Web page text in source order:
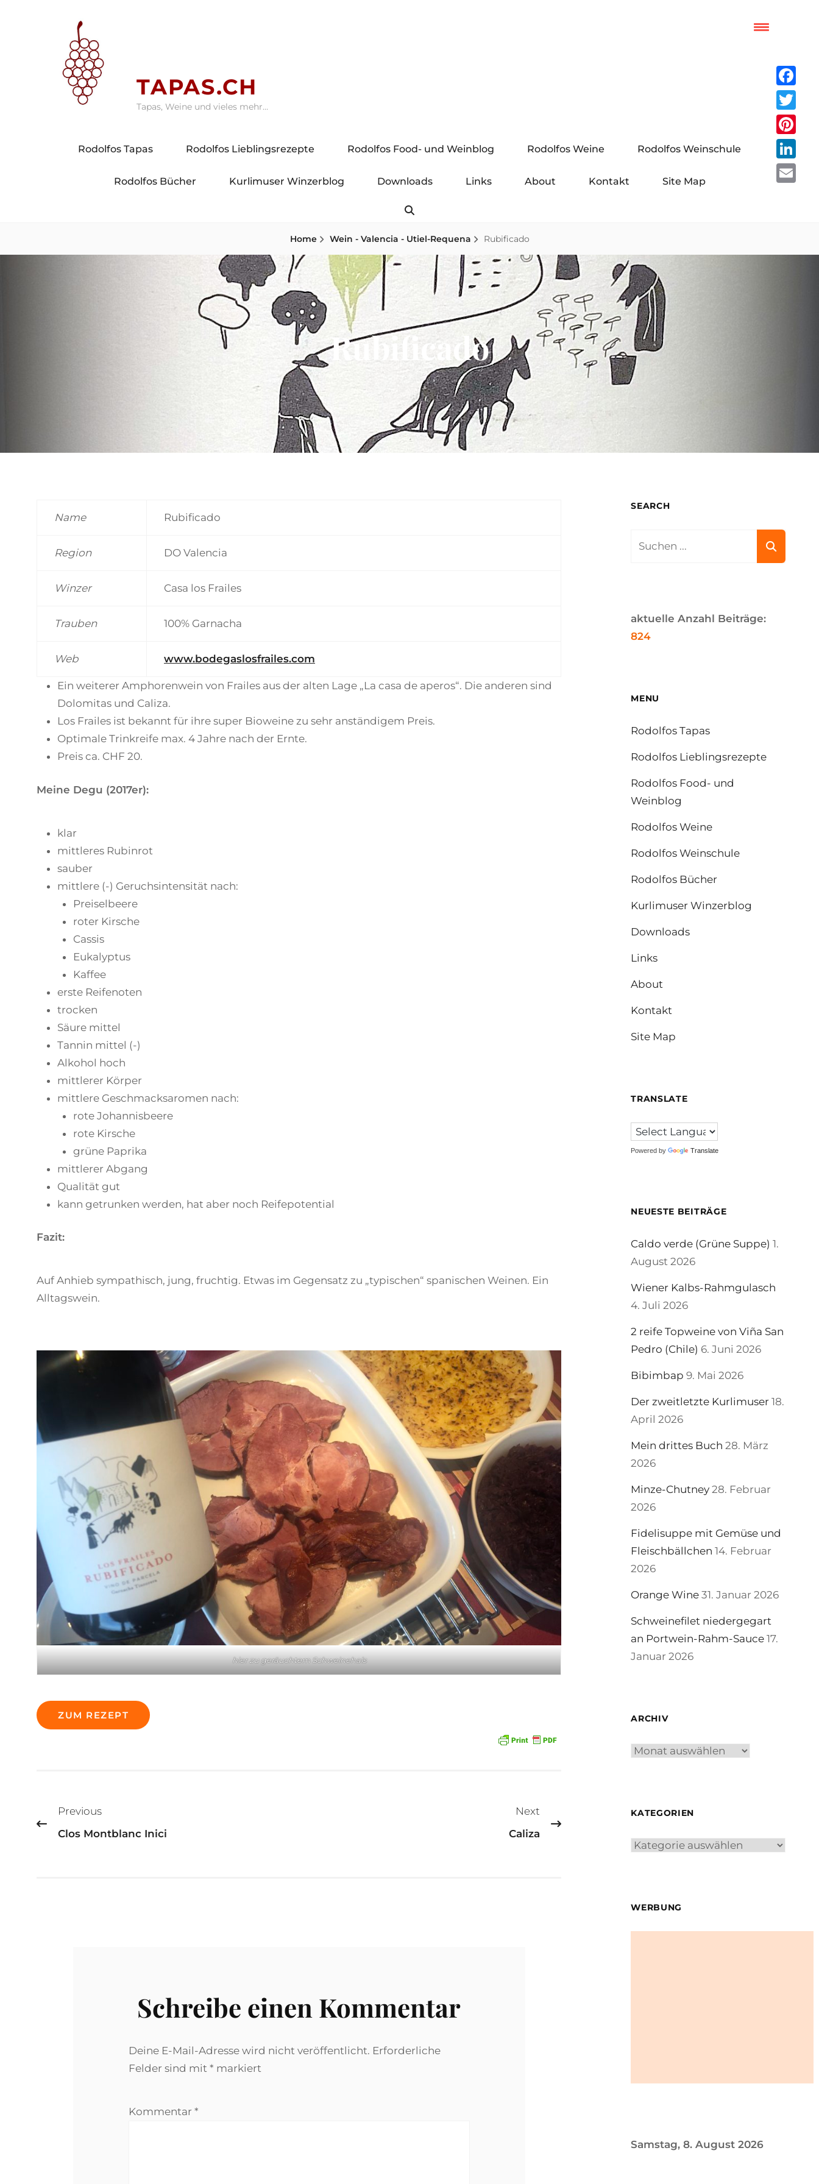
TAPAS.CH
Tapas, Weine und vieles mehr…
Rodolfos Tapas Rodolfos Lieblingsrezepte Rodolfos Food- und Weinblog Rodolfos Weine Rodolfos Weinschule
Rodolfos Bücher Kurlimuser Winzerblog Downloads Links About Kontakt Site Map
Home Wein - Valencia - Utiel-Requena Rubificado
Rubificado
Name Rubificado
Region DO Valencia
Winzer Casa los Frailes
Trauben 100% Garnacha
Web www.bodegaslosfrailes.com
Ein weiterer Amphorenwein von Frailes aus der alten Lage „La casa de aperos“. Die anderen sind
Dolomitas und Caliza.
Los Frailes ist bekannt für ihre super Bioweine zu sehr anständigem Preis.
Optimale Trinkreife max. 4 Jahre nach der Ernte.
Preis ca. CHF 20.
Meine Degu (2017er):
klar
mittleres Rubinrot
sauber
mittlere (-) Geruchsintensität nach:
Preiselbeere
roter Kirsche
Cassis
Eukalyptus
Kaffee
erste Reifenoten
trocken
Säure mittel
Tannin mittel (-)
Alkohol hoch
mittlerer Körper
mittlere Geschmacksaromen nach:
rote Johannisbeere
rote Kirsche
grüne Paprika
mittlerer Abgang
Qualität gut
kann getrunken werden, hat aber noch Reifepotential
Fazit:
Auf Anhieb sympathisch, jung, fruchtig. Etwas im Gegensatz zu „typischen“ spanischen Weinen. Ein
Alltagswein.
hier zu geräuchtem Schweinehals
ZUM REZEPT
Previous
Clos Montblanc Inici
Next
Caliza
Schreibe einen Kommentar
Deine E-Mail-Adresse wird nicht veröffentlicht. Erforderliche
Felder sind mit * markiert
Kommentar *
SEARCH
aktuelle Anzahl Beiträge:
824
MENU
Rodolfos Tapas
Rodolfos Lieblingsrezepte
Rodolfos Food- und
Weinblog
Rodolfos Weine
Rodolfos Weinschule
Rodolfos Bücher
Kurlimuser Winzerblog
Downloads
Links
About
Kontakt
Site Map
TRANSLATE
Powered by Translate
NEUESTE BEITRÄGE
Caldo verde (Grüne Suppe) 1.
August 2026
Wiener Kalbs-Rahmgulasch
4. Juli 2026
2 reife Topweine von Viña San
Pedro (Chile) 6. Juni 2026
Bibimbap 9. Mai 2026
Der zweitletzte Kurlimuser 18.
April 2026
Mein drittes Buch 28. März
2026
Minze-Chutney 28. Februar
2026
Fidelisuppe mit Gemüse und
Fleischbällchen 14. Februar
2026
Orange Wine 31. Januar 2026
Schweinefilet niedergegart
an Portwein-Rahm-Sauce 17.
Januar 2026
ARCHIV
Archiv
KATEGORIEN
Kategorien
WERBUNG
Samstag, 8. August 2026
Twitter